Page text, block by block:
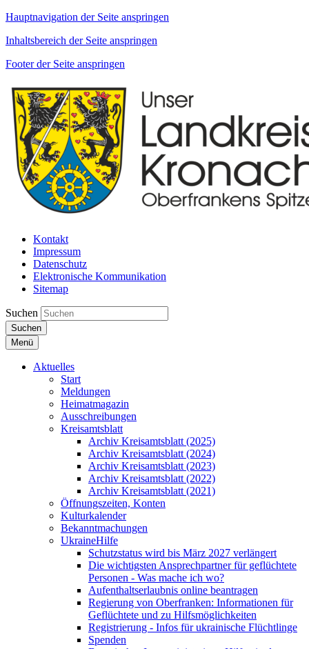
Hauptnavigation der Seite anspringen
Inhaltsbereich der Seite anspringen
Footer der Seite anspringen
Kontakt
Impressum
Datenschutz
Elektronische Kommunikation
Sitemap
Suchen
Suchen
Menü
Aktuelles
Start
Meldungen
Heimatmagazin
Ausschreibungen
Kreisamtsblatt
Archiv Kreisamtsblatt (2025)
Archiv Kreisamtsblatt (2024)
Archiv Kreisamtsblatt (2023)
Archiv Kreisamtsblatt (2022)
Archiv Kreisamtsblatt (2021)
Öffnungszeiten, Konten
Kulturkalender
Bekanntmachungen
UkraineHilfe
Schutzstatus wird bis März 2027 verlängert
Die wichtigsten Ansprechpartner für geflüchtete
Personen - Was mache ich wo?
Aufenthaltserlaubnis online beantragen
Regierung von Oberfranken: Informationen für
Geflüchtete und zu Hilfsmöglichkeiten
Registrierung - Infos für ukrainische Flüchtlinge
Spenden